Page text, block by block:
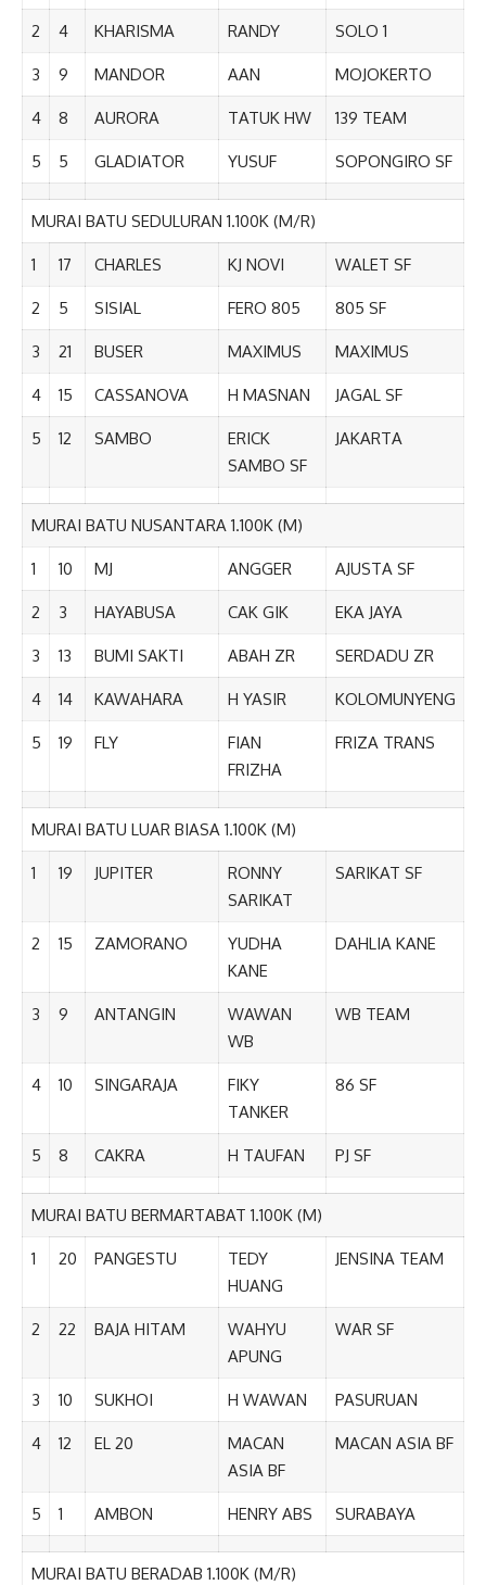
2 4 KHARISMA RANDY SOLO 1
3 9 MANDOR AAN MOJOKERTO
4 8 AURORA TATUK HW 139 TEAM
5 5 GLADIATOR YUSUF SOPONGIRO SF
MURAI BATU SEDULURAN 1.100K (M/R)
1 17 CHARLES KJ NOVI WALET SF
2 5 SISIAL FERO 805 805 SF
3 21 BUSER MAXIMUS MAXIMUS
4 15 CASSANOVA H MASNAN JAGAL SF
5 12 SAMBO
ERICK
SAMBO SF
JAKARTA
MURAI BATU NUSANTARA 1.100K (M)
1 10 MJ ANGGER AJUSTA SF
2 3 HAYABUSA CAK GIK EKA JAYA
3 13 BUMI SAKTI ABAH ZR SERDADU ZR
4 14 KAWAHARA H YASIR KOLOMUNYENG
5 19 FLY
FIAN
FRIZHA
FRIZA TRANS
MURAI BATU LUAR BIASA 1.100K (M)
1 19 JUPITER
RONNY
SARIKAT
SARIKAT SF
2 15 ZAMORANO
YUDHA
KANE
DAHLIA KANE
3 9 ANTANGIN
WAWAN
WB
WB TEAM
4 10 SINGARAJA
FIKY
TANKER
86 SF
5 8 CAKRA H TAUFAN PJ SF
MURAI BATU BERMARTABAT 1.100K (M)
1 20 PANGESTU
TEDY
HUANG
JENSINA TEAM
2 22 BAJA HITAM
WAHYU
APUNG
WAR SF
3 10 SUKHOI H WAWAN PASURUAN
4 12 EL 20
MACAN
ASIA BF
MACAN ASIA BF
5 1 AMBON HENRY ABS SURABAYA
MURAI BATU BERADAB 1.100K (M/R)